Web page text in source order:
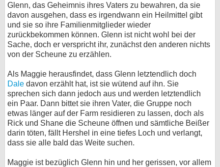
Glenn, das Geheimnis ihres Vaters zu bewahren, da sie
davon ausgehen, dass es irgendwann ein Heilmittel gibt
und sie so ihre Familienmitglieder wieder
zurückbekommen können. Glenn ist nicht wohl bei der
Sache, doch er verspricht ihr, zunächst den anderen nichts
von der Scheune zu erzählen.
Als Maggie herausfindet, dass Glenn letztendlich doch
Dale davon erzählt hat, ist sie wütend auf ihn. Sie
sprechen sich dann jedoch aus und werden letztendlich
ein Paar. Dann bittet sie ihren Vater, die Gruppe noch
etwas länger auf der Farm residieren zu lassen, doch als
Rick und Shane die Scheune öffnen und sämtliche Beißer
darin töten, fällt Hershel in eine tiefes Loch und verlangt,
dass sie alle bald das Weite suchen.
Maggie ist bezüglich Glenn hin und her gerissen, vor allem